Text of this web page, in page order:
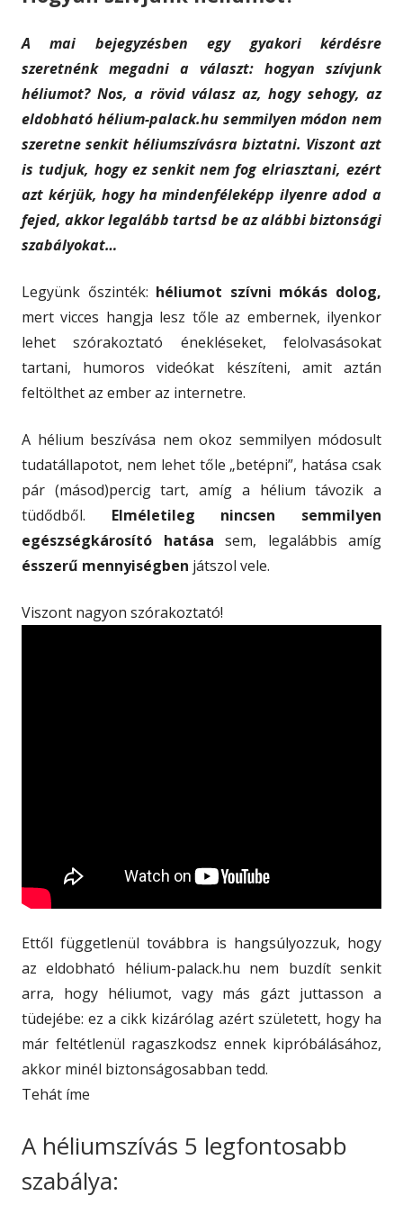
A mai bejegyzésben egy gyakori kérdésre
szeretnénk megadni a választ: hogyan szívjunk
héliumot? Nos, a rövid válasz az, hogy sehogy, az
eldobható hélium-palack.hu semmilyen módon nem
szeretne senkit héliumszívásra biztatni. Viszont azt
is tudjuk, hogy ez senkit nem fog elriasztani, ezért
azt kérjük, hogy ha mindenféleképp ilyenre adod a
fejed, akkor legalább tartsd be az alábbi biztonsági
szabályokat…
Legyünk őszinték: héliumot szívni mókás dolog,
mert vicces hangja lesz tőle az embernek, ilyenkor
lehet szórakoztató énekléseket, felolvasásokat
tartani, humoros videókat készíteni, amit aztán
feltölthet az ember az internetre.
A hélium beszívása nem okoz semmilyen módosult
tudatállapotot, nem lehet tőle „betépni”, hatása csak
pár (másod)percig tart, amíg a hélium távozik a
tüdődből. Elméletileg nincsen semmilyen
egészségkárosító hatása sem, legalábbis amíg
ésszerű mennyiségben játszol vele.
Viszont nagyon szórakoztató!
Ettől függetlenül továbbra is hangsúlyozzuk, hogy
az eldobható hélium-palack.hu nem buzdít senkit
arra, hogy héliumot, vagy más gázt juttasson a
tüdejébe: ez a cikk kizárólag azért született, hogy ha
már feltétlenül ragaszkodsz ennek kipróbálásához,
akkor minél biztonságosabban tedd.
Tehát íme
A héliumszívás 5 legfontosabb
szabálya: